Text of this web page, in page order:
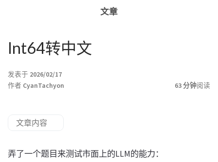
文章
Int64转中文
发表于 2026/02/17
作者 CyanTachyon 63 分钟阅读
文章内容
弄了一个题目来测试市面上的LLM的能力：